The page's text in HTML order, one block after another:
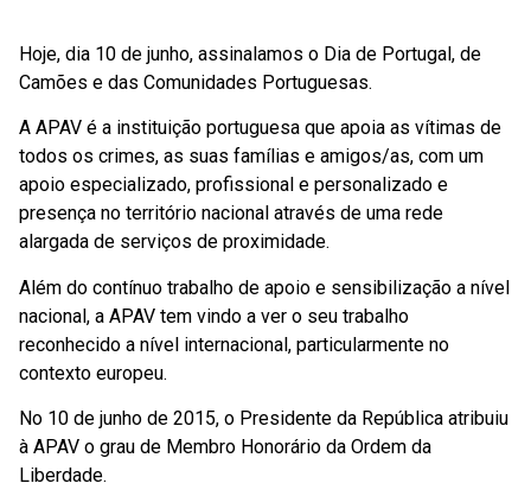
Hoje, dia 10 de junho, assinalamos o Dia de Portugal, de
Camões e das Comunidades Portuguesas.
A APAV é a instituição portuguesa que apoia as vítimas de
todos os crimes, as suas famílias e amigos/as, com um
apoio especializado, profissional e personalizado e
presença no território nacional através de uma rede
alargada de serviços de proximidade.
Além do contínuo trabalho de apoio e sensibilização a nível
nacional, a APAV tem vindo a ver o seu trabalho
reconhecido a nível internacional, particularmente no
contexto europeu.
No 10 de junho de 2015, o Presidente da República atribuiu
à APAV o grau de Membro Honorário da Ordem da
Liberdade.